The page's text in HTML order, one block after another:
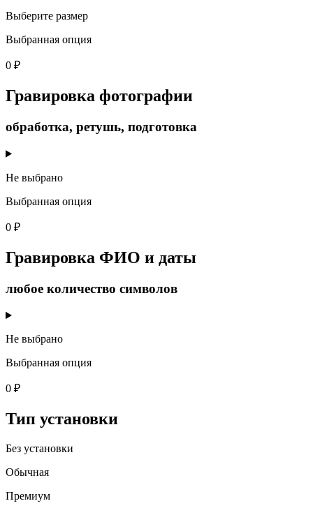
Выберите размер
Выбранная опция
0 ₽
Гравировка фотографии
обработка, ретушь, подготовка
Не выбрано
Выбранная опция
0 ₽
Гравировка ФИО и даты
любое количество символов
Не выбрано
Выбранная опция
0 ₽
Тип установки
Без установки
Обычная
Премиум